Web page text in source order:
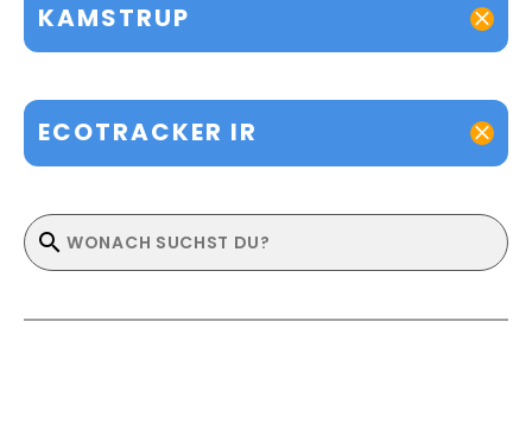
KAMSTRUP
ECOTRACKER IR